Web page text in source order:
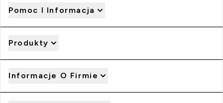
Pomoc I Informacja
Produkty
Informacje O Firmie